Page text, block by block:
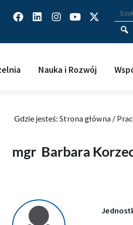
Facebook
LinkedinInstagram
Youtube
X-
twitter
Nauka i Rozwój
Gdzie jesteś: Strona główna /
mgr Barbara